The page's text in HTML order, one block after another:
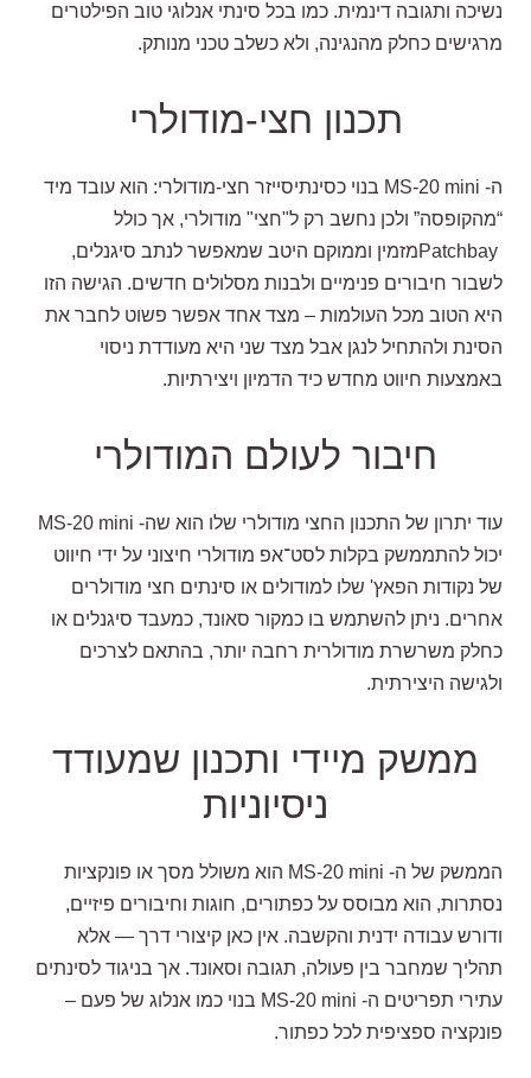
נשיכה ותגובה דינמית. כמו בכל סינתי אנלוגי טוב הפילטרים
מרגישים כחלק מהנגינה, ולא כשלב טכני מנותק.
תכנון חצי-מודולרי
ה- MS-20 mini בנוי כסינתיסייזר חצי-מודולרי: הוא עובד מיד
“מהקופסה” ולכן נחשב רק ל"חצי" מודולרי, אך כולל
מזמין וממוקם היטב שמאפשר לנתב סיגנלים,
לשבור חיבורים פנימיים ולבנות מסלולים חדשים. הגישה הזו
היא הטוב מכל העולמות – מצד אחד אפשר פשוט לחבר את
הסינת ולהתחיל לנגן אבל מצד שני היא מעודדת ניסוי
באמצעות חיווט מחדש כיד הדמיון ויצירתיות.
חיבור לעולם המודולרי
עוד יתרון של התכנון החצי מודולרי שלו הוא שה- MS-20 mini
יכול להתממשק בקלות לסט־אפ מודולרי חיצוני על ידי חיווט
של נקודות הפאץ' שלו למודולים או סינתים חצי מודולרים
אחרים. ניתן להשתמש בו כמקור סאונד, כמעבד סיגנלים או
כחלק משרשרת מודולרית רחבה יותר, בהתאם לצרכים
ולגישה היצירתית.
ממשק מיידי ותכנון שמעודד
ניסיוניות
הממשק של ה- MS-20 mini הוא משולל מסך או פונקציות
נסתרות, הוא מבוסס על כפתורים, חוגות וחיבורים פיזיים,
ודורש עבודה ידנית והקשבה. אין כאן קיצורי דרך — אלא
תהליך שמחבר בין פעולה, תגובה וסאונד. אך בניגוד לסינתים
עתירי תפריטים ה-
MS-20 mini בנוי כמו אנלוג של פעם –
פונקציה ספציפית לכל כפתור.